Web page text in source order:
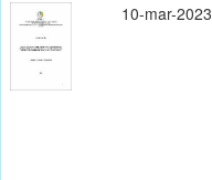
10-mar-2023